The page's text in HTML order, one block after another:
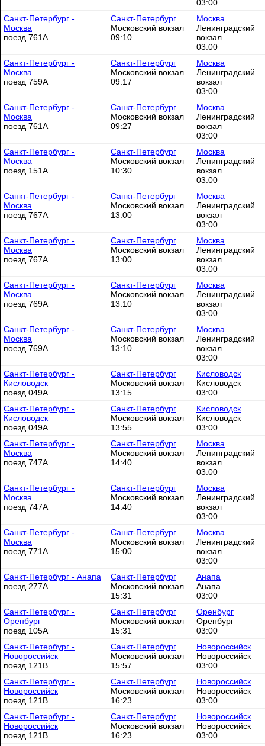
03:00
Санкт-Петербург -
Москва
поезд 761А
Санкт-Петербург
Московский вокзал
09:10
Москва
Ленинградский
вокзал
03:00
Санкт-Петербург -
Москва
поезд 759А
Санкт-Петербург
Московский вокзал
09:17
Москва
Ленинградский
вокзал
03:00
Санкт-Петербург -
Москва
поезд 761А
Санкт-Петербург
Московский вокзал
09:27
Москва
Ленинградский
вокзал
03:00
Санкт-Петербург -
Москва
поезд 151А
Санкт-Петербург
Московский вокзал
10:30
Москва
Ленинградский
вокзал
03:00
Санкт-Петербург -
Москва
поезд 767А
Санкт-Петербург
Московский вокзал
13:00
Москва
Ленинградский
вокзал
03:00
Санкт-Петербург -
Москва
поезд 767А
Санкт-Петербург
Московский вокзал
13:00
Москва
Ленинградский
вокзал
03:00
Санкт-Петербург -
Москва
поезд 769А
Санкт-Петербург
Московский вокзал
13:10
Москва
Ленинградский
вокзал
03:00
Санкт-Петербург -
Москва
поезд 769А
Санкт-Петербург
Московский вокзал
13:10
Москва
Ленинградский
вокзал
03:00
Санкт-Петербург -
Кисловодск
поезд 049А
Санкт-Петербург
Московский вокзал
13:15
Кисловодск
Кисловодск
03:00
Санкт-Петербург -
Кисловодск
поезд 049А
Санкт-Петербург
Московский вокзал
13:55
Кисловодск
Кисловодск
03:00
Санкт-Петербург -
Москва
поезд 747А
Санкт-Петербург
Московский вокзал
14:40
Москва
Ленинградский
вокзал
03:00
Санкт-Петербург -
Москва
поезд 747А
Санкт-Петербург
Московский вокзал
14:40
Москва
Ленинградский
вокзал
03:00
Санкт-Петербург -
Москва
поезд 771А
Санкт-Петербург
Московский вокзал
15:00
Москва
Ленинградский
вокзал
03:00
Санкт-Петербург - Анапа
поезд 277А
Санкт-Петербург
Московский вокзал
15:31
Анапа
Анапа
03:00
Санкт-Петербург -
Оренбург
поезд 105А
Санкт-Петербург
Московский вокзал
15:31
Оренбург
Оренбург
03:00
Санкт-Петербург -
Новороссийск
поезд 121В
Санкт-Петербург
Московский вокзал
15:57
Новороссийск
Новороссийск
03:00
Санкт-Петербург -
Новороссийск
поезд 121В
Санкт-Петербург
Московский вокзал
16:23
Новороссийск
Новороссийск
03:00
Санкт-Петербург -
Новороссийск
поезд 121В
Санкт-Петербург
Московский вокзал
16:23
Новороссийск
Новороссийск
03:00